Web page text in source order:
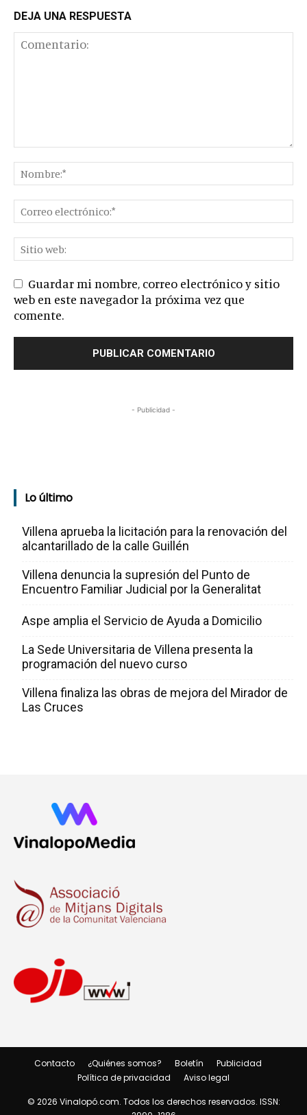
DEJA UNA RESPUESTA
Guardar mi nombre, correo electrónico y sitio
web en este navegador la próxima vez que
comente.
- Publicidad -
Lo último
Villena aprueba la licitación para la renovación del
alcantarillado de la calle Guillén
Villena denuncia la supresión del Punto de
Encuentro Familiar Judicial por la Generalitat
Aspe amplia el Servicio de Ayuda a Domicilio
La Sede Universitaria de Villena presenta la
programación del nuevo curso
Villena finaliza las obras de mejora del Mirador de
Las Cruces
Contacto ¿Quiénes somos? Boletín
Publicidad
Política de privacidad
Aviso legal
© 2026 Vinalopó.com. Todos los derechos reservados. ISSN: